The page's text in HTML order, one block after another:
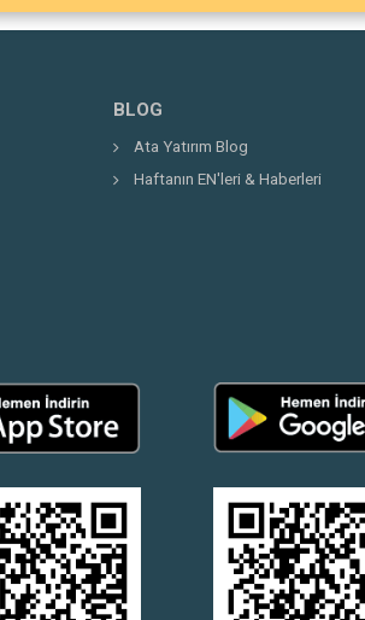
BLOG
Ata Yatırım Blog
Haftanın EN'leri & Haberleri